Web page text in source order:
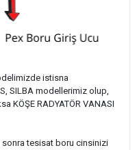
istisna
SILBA modellerimiz olup,
KÖŞE RADYATÖR VANASI
sonra tesisat boru cinsinizi